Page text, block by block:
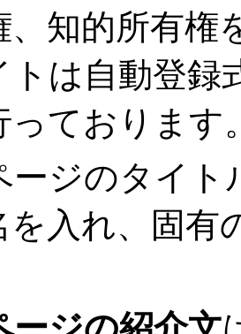
、知的所有権
は自動登録
っております
ージのタイト
を入れ、固有